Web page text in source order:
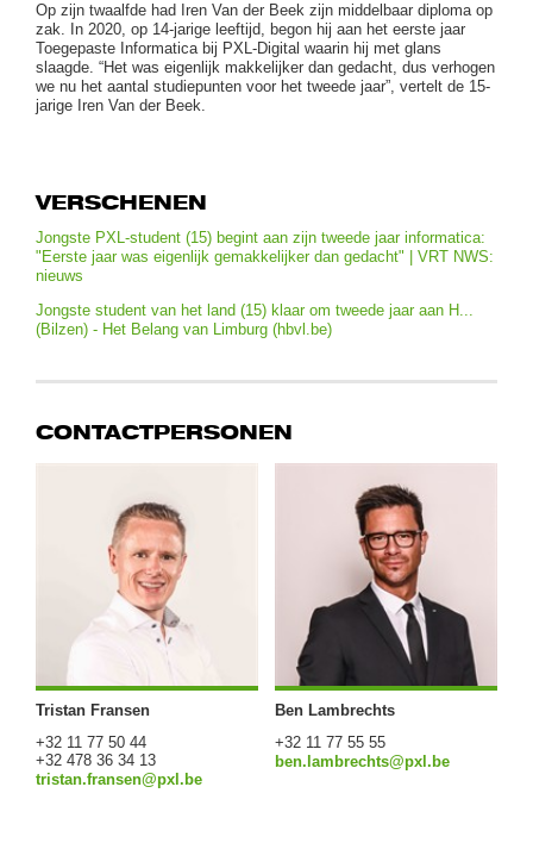
Op zijn twaalfde had Iren Van der Beek zijn middelbaar diploma op
zak. In 2020, op 14-jarige leeftijd, begon hij aan het eerste jaar
Toegepaste Informatica bij PXL-Digital waarin hij met glans
slaagde. “Het was eigenlijk makkelijker dan gedacht, dus verhogen
we nu het aantal studiepunten voor het tweede jaar”, vertelt de 15-
jarige Iren Van der Beek.
VERSCHENEN
Jongste PXL-student (15) begint aan zijn tweede jaar informatica:
"Eerste jaar was eigenlijk gemakkelijker dan gedacht" | VRT NWS:
nieuws
Jongste student van het land (15) klaar om tweede jaar aan H...
(Bilzen) - Het Belang van Limburg (hbvl.be)
CONTACTPERSONEN
Tristan Fransen
+32 11 77 50 44
+32 478 36 34 13
tristan.fransen@pxl.be
Ben Lambrechts
+32 11 77 55 55
ben.lambrechts@pxl.be